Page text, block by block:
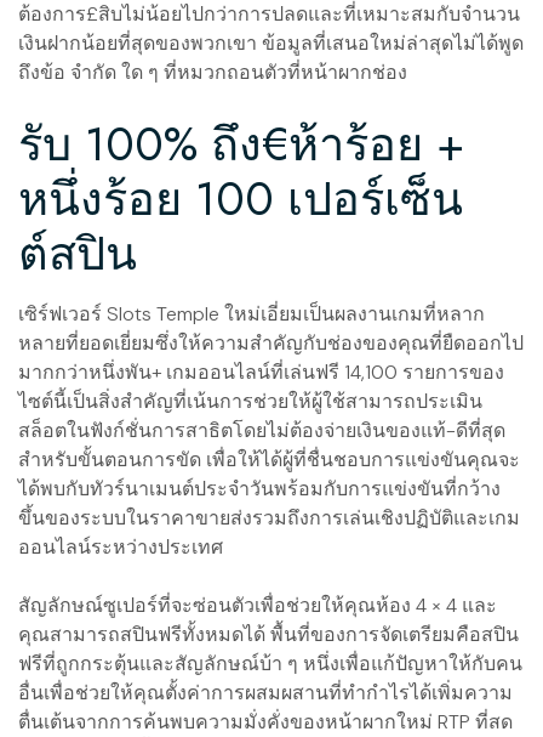
ต้องการ£สิบไม่น้อยไปกว่าการปลดและที่เหมาะสมกับจำนวน
เงินฝากน้อยที่สุดของพวกเขา ข้อมูลที่เสนอใหม่ล่าสุดไม่ได้พูด
ถึงข้อ จำกัด ใด ๆ ที่หมวกถอนตัวที่หน้าผากช่อง
รับ 100% ถึง€ห้าร้อย +
หนึ่งร้อย 100 เปอร์เซ็น
ต์สปิน
เซิร์ฟเวอร์ Slots Temple ใหม่เอี่ยมเป็นผลงานเกมที่หลาก
หลายที่ยอดเยี่ยมซึ่งให้ความสำคัญกับช่องของคุณที่ยืดออกไป
มากกว่าหนึ่งพัน+ เกมออนไลน์ที่เล่นฟรี 14,100 รายการของ
ไซต์นี้เป็นสิ่งสำคัญที่เน้นการช่วยให้ผู้ใช้สามารถประเมิน
สล็อตในฟังก์ชั่นการสาธิตโดยไม่ต้องจ่ายเงินของแท้-ดีที่สุด
สำหรับขั้นตอนการขัด เพื่อให้ได้ผู้ที่ชื่นชอบการแข่งขันคุณจะ
ได้พบกับทัวร์นาเมนต์ประจำวันพร้อมกับการแข่งขันที่กว้าง
ขึ้นของระบบในราคาขายส่งรวมถึงการเล่นเชิงปฏิบัติและเกม
ออนไลน์ระหว่างประเทศ
สัญลักษณ์ซูเปอร์ที่จะซ่อนตัวเพื่อช่วยให้คุณห้อง 4 × 4 และ
คุณสามารถสปินฟรีทั้งหมดได้ พื้นที่ของการจัดเตรียมคือสปิน
ฟรีที่ถูกกระตุ้นและสัญลักษณ์บ้า ๆ หนึ่งเพื่อแก้ปัญหาให้กับคน
อื่นเพื่อช่วยให้คุณตั้งค่าการผสมผสานที่ทำกำไรได้เพิ่มความ
ตื่นเต้นจากการค้นพบความมั่งคั่งของหน้าผากใหม่ RTP ที่สด